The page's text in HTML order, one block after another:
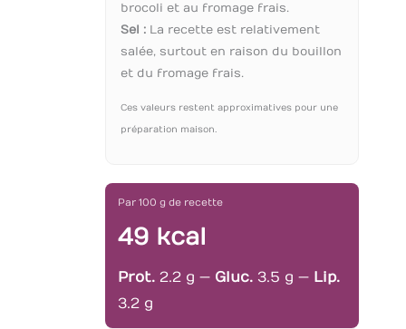
brocoli et au fromage frais.
Sel : La recette est relativement
salée, surtout en raison du bouillon
et du fromage frais.
Ces valeurs restent approximatives pour une
préparation maison.
Par 100 g de recette
49 kcal
Prot. 2.2 g — Gluc. 3.5 g — Lip.
3.2 g